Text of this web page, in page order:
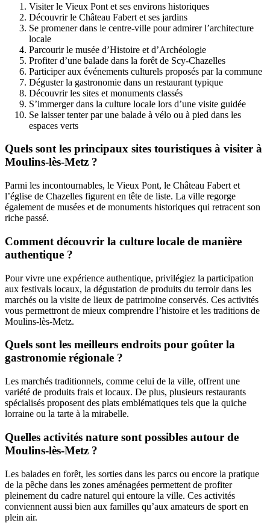
Visiter le Vieux Pont et ses environs historiques
Découvrir le Château Fabert et ses jardins
Se promener dans le centre-ville pour admirer l’architecture
locale
Parcourir le musée d’Histoire et d’Archéologie
Profiter d’une balade dans la forêt de Scy-Chazelles
Participer aux événements culturels proposés par la commune
Déguster la gastronomie dans un restaurant typique
Découvrir les sites et monuments classés
S’immerger dans la culture locale lors d’une visite guidée
Se laisser tenter par une balade à vélo ou à pied dans les
espaces verts
Quels sont les principaux sites touristiques à visiter à
Moulins-lès-Metz ?
Parmi les incontournables, le Vieux Pont, le Château Fabert et
l’église de Chazelles figurent en tête de liste. La ville regorge
également de musées et de monuments historiques qui retracent son
riche passé.
Comment découvrir la culture locale de manière
authentique ?
Pour vivre une expérience authentique, privilégiez la participation
aux festivals locaux, la dégustation de produits du terroir dans les
marchés ou la visite de lieux de patrimoine conservés. Ces activités
vous permettront de mieux comprendre l’histoire et les traditions de
Moulins-lès-Metz.
Quels sont les meilleurs endroits pour goûter la
gastronomie régionale ?
Les marchés traditionnels, comme celui de la ville, offrent une
variété de produits frais et locaux. De plus, plusieurs restaurants
spécialisés proposent des plats emblématiques tels que la quiche
lorraine ou la tarte à la mirabelle.
Quelles activités nature sont possibles autour de
Moulins-lès-Metz ?
Les balades en forêt, les sorties dans les parcs ou encore la pratique
de la pêche dans les zones aménagées permettent de profiter
pleinement du cadre naturel qui entoure la ville. Ces activités
conviennent aussi bien aux familles qu’aux amateurs de sport en
plein air.